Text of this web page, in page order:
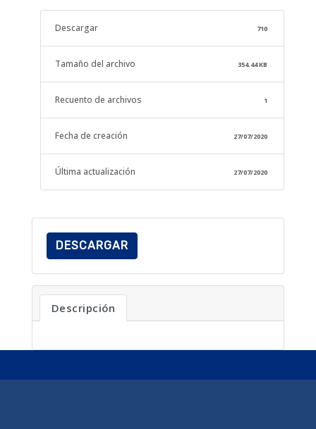
Descargar 710
Tamaño del archivo 354.44 KB
Recuento de archivos 1
Fecha de creación 27/07/2020
Última actualización 27/07/2020
DESCARGAR
Descripción